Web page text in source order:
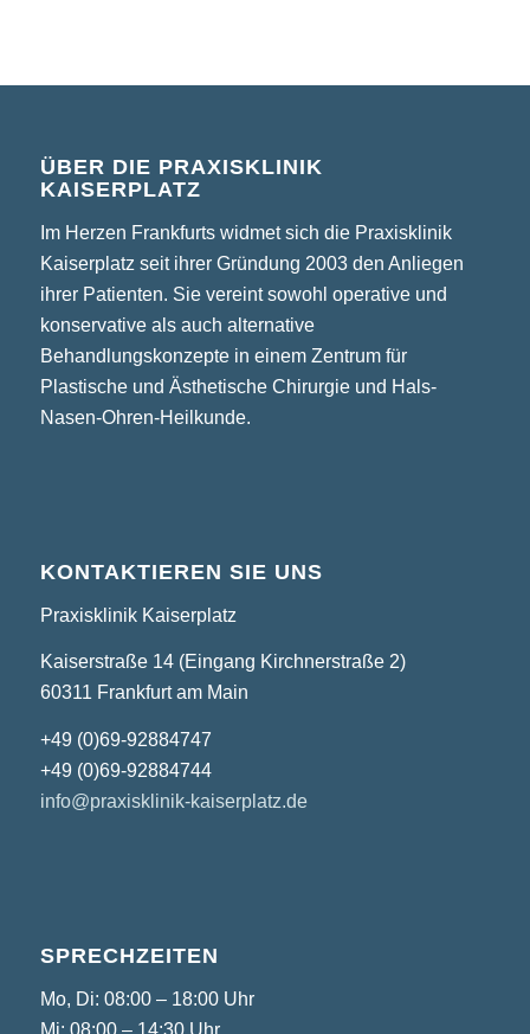
ÜBER DIE PRAXISKLINIK
KAISERPLATZ
Im Herzen Frankfurts widmet sich die Praxisklinik
Kaiserplatz seit ihrer Gründung 2003 den Anliegen
ihrer Patienten. Sie vereint sowohl operative und
konservative als auch alternative
Behandlungskonzepte in einem Zentrum für
Plastische und Ästhetische Chirurgie und Hals-
Nasen-Ohren-Heilkunde.
KONTAKTIEREN SIE UNS
Praxisklinik Kaiserplatz
Kaiserstraße 14 (Eingang Kirchnerstraße 2)
60311 Frankfurt am Main
+49 (0)69-92884747
+49 (0)69-92884744
info@praxisklinik-kaiserplatz.de
SPRECHZEITEN
Mo, Di: 08:00 – 18:00 Uhr
Mi: 08:00 – 14:30 Uhr